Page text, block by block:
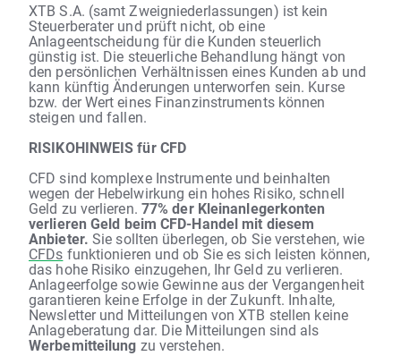
XTB S.A. (samt Zweigniederlassungen) ist kein
Steuerberater und prüft nicht, ob eine
Anlageentscheidung für die Kunden steuerlich
günstig ist. Die steuerliche Behandlung hängt von
den persönlichen Verhältnissen eines Kunden ab und
kann künftig Änderungen unterworfen sein. Kurse
bzw. der Wert eines Finanzinstruments können
steigen und fallen.
RISIKOHINWEIS für CFD
CFD sind komplexe Instrumente und beinhalten
wegen der Hebelwirkung ein hohes Risiko, schnell
Geld zu verlieren. 77% der Kleinanlegerkonten
verlieren Geld beim CFD-Handel mit diesem
Anbieter. Sie sollten überlegen, ob Sie verstehen, wie
CFDs funktionieren und ob Sie es sich leisten können,
das hohe Risiko einzugehen, Ihr Geld zu verlieren.
Anlageerfolge sowie Gewinne aus der Vergangenheit
garantieren keine Erfolge in der Zukunft. Inhalte,
Newsletter und Mitteilungen von XTB stellen keine
Anlageberatung dar. Die Mitteilungen sind als
Werbemitteilung zu verstehen.